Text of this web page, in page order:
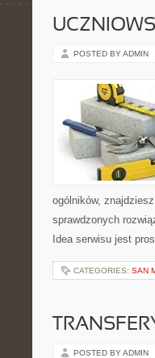
POSTED BY ADMIN
ogólników,
sprawdzonych
Idea serwisu jest
CATEGORIES: SAN
POSTED BY ADMIN